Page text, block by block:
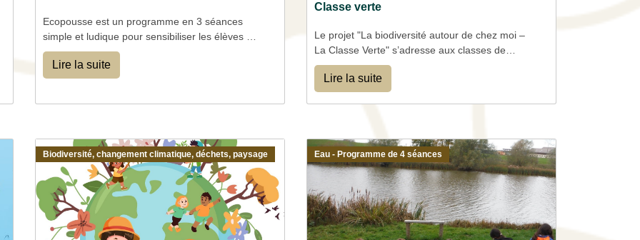
Ecopousse est un programme en 3 séances
simple et ludique pour sensibiliser les élèves à
la transition écologique et énergétiques
de la MS au CM2.
Lire la suite
Classe verte
Le projet "La biodiversité autour de chez moi –
La Classe Verte" s’adresse aux classes de
cycle 2 et permet de découvrir la biodiversité
locale à travers trois séances (en classe et sur
le terrain). Les élèves étudient un animal au
Le programme est co-construit avec les
enseignants et adapté aux programmes
scolaires.
Lire la suite
Biodiversité, changement climatique, déchets, paysage Eau - Programme de 4 séances